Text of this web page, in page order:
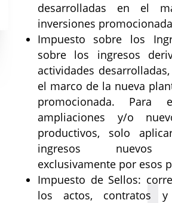
desarrolladas en el
inversiones
Impuesto sobre los
sobre los ingresos
actividades
el marco de la nueva
promocionada.
ampliaciones y/o
productivos, solo
ingresos nuevos
exclusivamente por esos
Impuesto de Sellos:
los actos, contratos y